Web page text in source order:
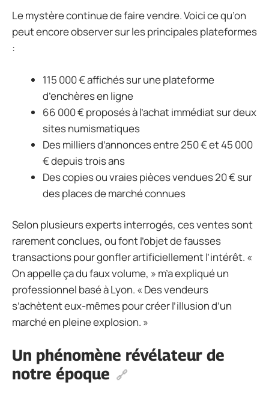
Le mystère continue de faire vendre. Voici ce qu’on
peut encore observer sur les principales plateformes
:
115 000 € affichés sur une plateforme
d’enchères en ligne
66 000 € proposés à l’achat immédiat sur deux
sites numismatiques
Des milliers d’annonces entre 250 € et 45 000
€ depuis trois ans
Des copies ou vraies pièces vendues 20 € sur
des places de marché connues
Selon plusieurs experts interrogés, ces ventes sont
rarement conclues, ou font l’objet de fausses
transactions pour gonfler artificiellement l’intérêt. «
On appelle ça du faux volume, » m’a expliqué un
professionnel basé à Lyon. « Des vendeurs
s’achètent eux-mêmes pour créer l’illusion d’un
marché en pleine explosion. »
Un phénomène révélateur de
notre époque